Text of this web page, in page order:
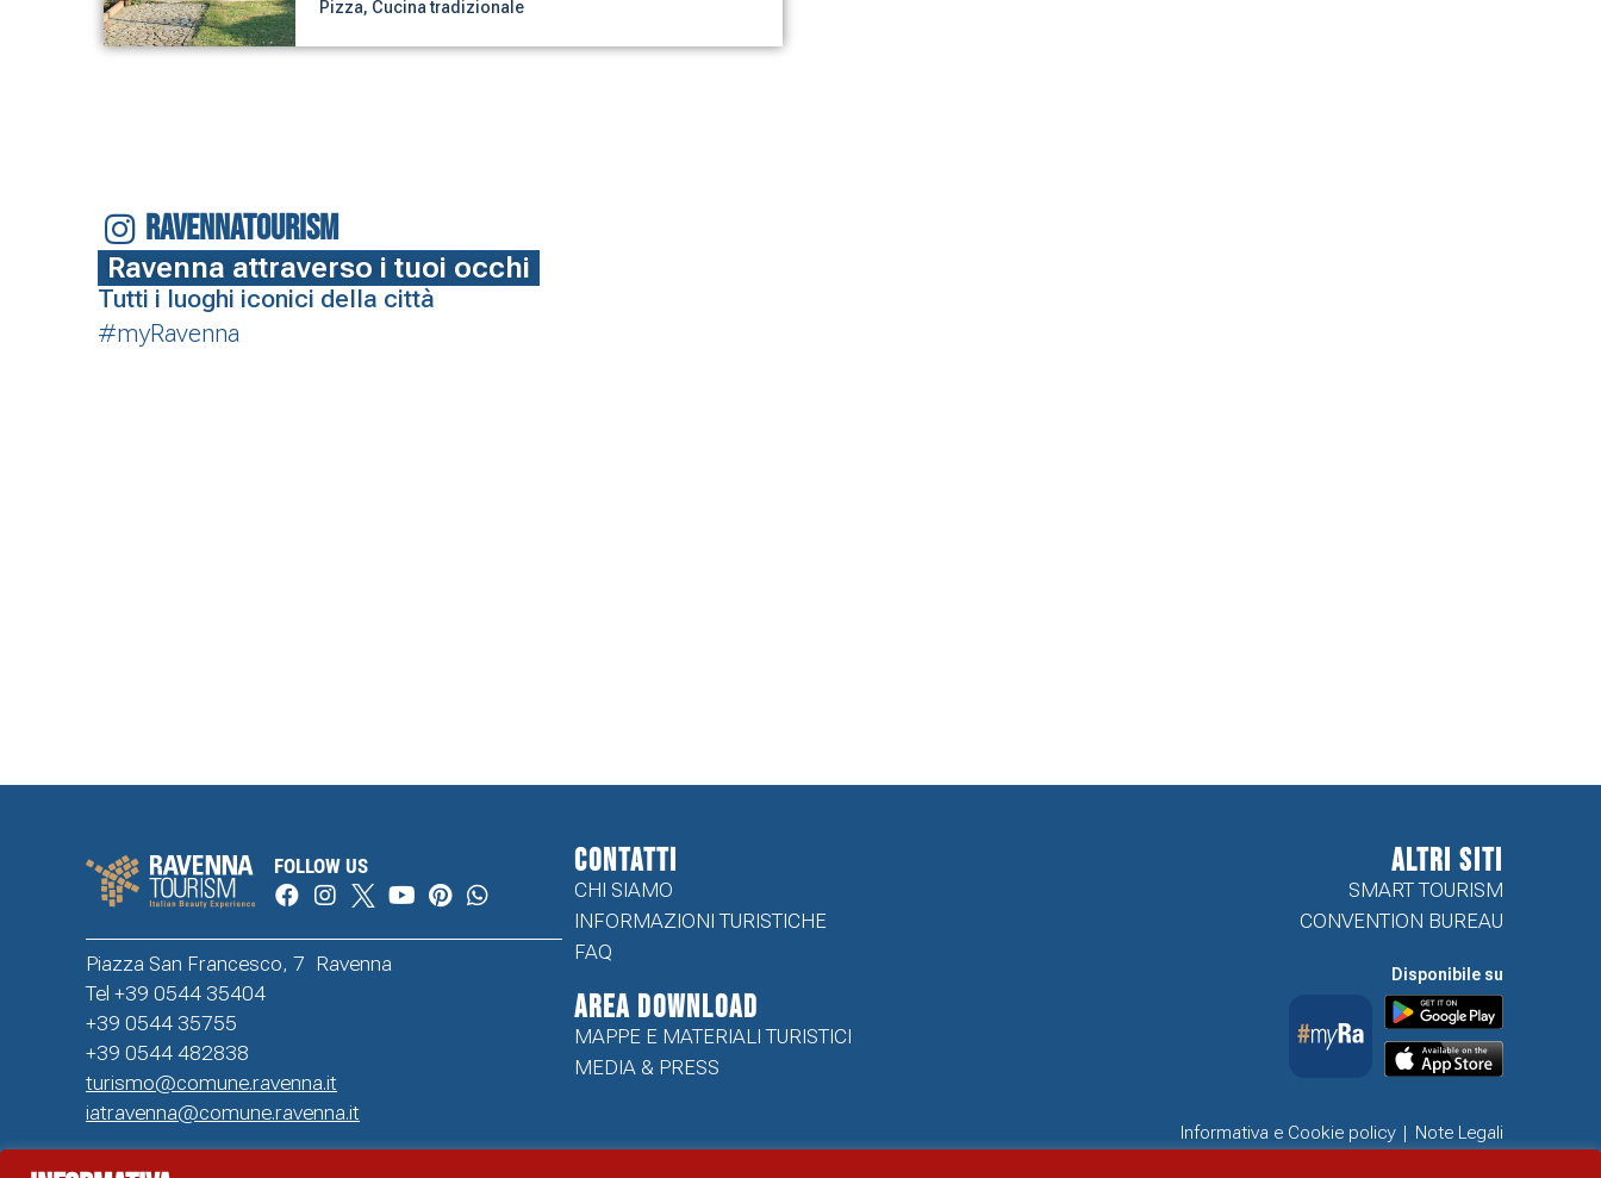
Pizza, Cucina tradizionale
RAVENNATOURISM
Ravenna attraverso i tuoi occhi
Tutti i luoghi iconici della città
#myRavenna
FOLLOW US
Piazza San Francesco, 7 Ravenna
Tel +39 0544 35404
+39 0544 35755
+39 0544 482838
turismo@comune.ravenna.it
iatravenna@comune.ravenna.it
CONTATTI
CHI SIAMO
INFORMAZIONI TURISTICHE
FAQ
Area Download
MAPPE E MATERIALI TURISTICI
MEDIA & PRESS
ALTRI SITI
SMART TOURISM
CONVENTION BUREAU
Disponibile su
Informativa e Cookie policy
Note Legali